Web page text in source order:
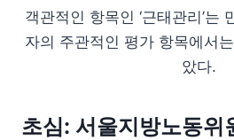
객관적인 항목인 ‘근태관리’는
자의 주관적인 평가 항목에서
았다.
초심: 서울지방노동위